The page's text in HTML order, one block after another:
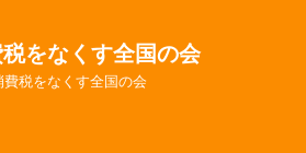
をなくす全国の会
税をなくす全国の会